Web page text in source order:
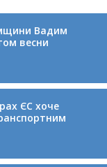
Вадим
весни
ЄС хоче